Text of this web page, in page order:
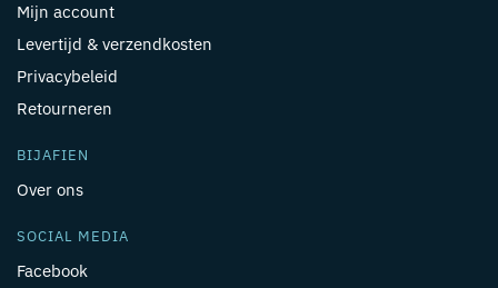
Mijn account
Levertijd & verzendkosten
Privacybeleid
Retourneren
BIJAFIEN
Over ons
SOCIAL MEDIA
Facebook